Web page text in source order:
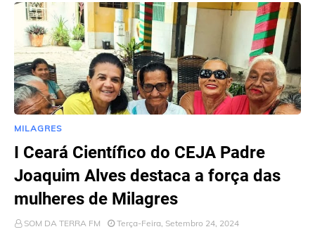
MILAGRES
I Ceará Científico do CEJA Padre
Joaquim Alves destaca a força das
mulheres de Milagres
SOM DA TERRA FM Terça-Feira, Setembro 24, 2024